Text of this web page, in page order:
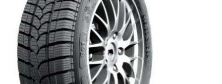
BUKVAR GUMA
KATALOZI
KONTAKT